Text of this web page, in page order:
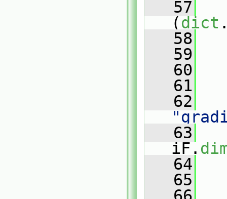
   57
(dict
   58
   59
   60
   61
   62
   63
iF.
   64
   65